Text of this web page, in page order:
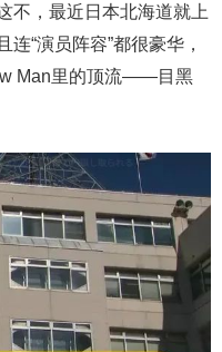
不，最近日本北海道就上
“演员阵容”都很豪华，
Man里的顶流——目黑